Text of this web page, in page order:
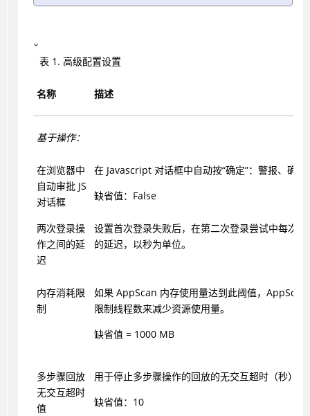
表 1 .高级配置设置
名称 描述
基于操作：
在浏览器中
自动审批 JS
对话框
在 Javascript 对话框中自动按“确定”：警报、确认
缺省值：False
两次登录操
作之间的延
迟
设置首次登录失败后，在第二次登录尝试中每次
的延迟，以秒为单位。
内存消耗限
制
如果 AppScan 内存使用量达到此阈值， AppScan
限制线程数来减少资源使用量。
缺省值 = 1000 MB
多步骤回放
无交互超时
值
用于停止多步骤操作的回放的无交互超时（秒）。
缺省值：10